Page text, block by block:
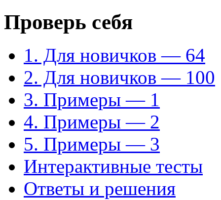
Проверь себя
1. Для новичков — 64
2. Для новичков — 100
3. Примеры — 1
4. Примеры — 2
5. Примеры — 3
Интерактивные тесты
Ответы и решения